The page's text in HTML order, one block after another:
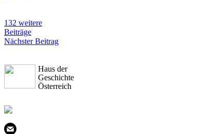
132 weitere
Beiträge
Nächster Beitrag
Haus der
Geschichte
Österreich